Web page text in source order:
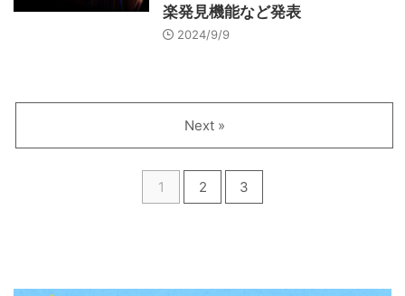
楽発見機能など発表
2024/9/9
1 2 3
Next »